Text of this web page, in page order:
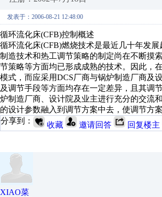
发表于：2006-08-21 12:48:00
循环流化床(CFB)控制概述
循环流化床(CFB)燃烧技术是最近几十年发
制造技术和热工调节策略的制定尚在不断摸
节策略等方面均已形成成熟的技术。因此，
模式，而应采用DCS厂商与锅炉制造厂商及
及调节手段等方面均存在一定差异，且其调
炉制造厂商、设计院及业主进行充分的交流
的设计参数融入到调节方案中去，使调节方
分享到：
收藏 邀请回答 回复楼主
XIAO菜